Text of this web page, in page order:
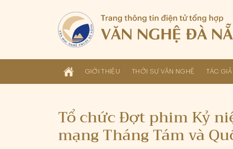
GIỚI THIỆU THỜI SỰ VĂN NGHỆ TÁC GIẢ
Tổ chức Đợt phim Kỷ
mạng Tháng Tám và